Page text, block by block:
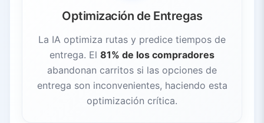
Optimización de Entregas
La IA optimiza rutas y predice tiempos de
entrega. El 81% de los compradores
abandonan carritos si las opciones de
entrega son inconvenientes, haciendo esta
optimización crítica.